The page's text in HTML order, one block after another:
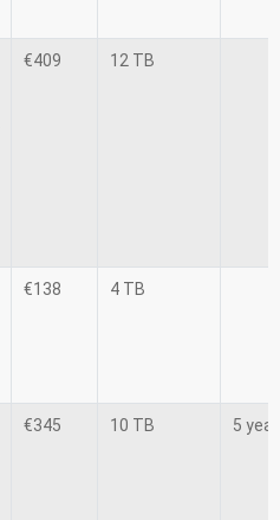
€409 12 TB
€138 4 TB
€345 10 TB 5